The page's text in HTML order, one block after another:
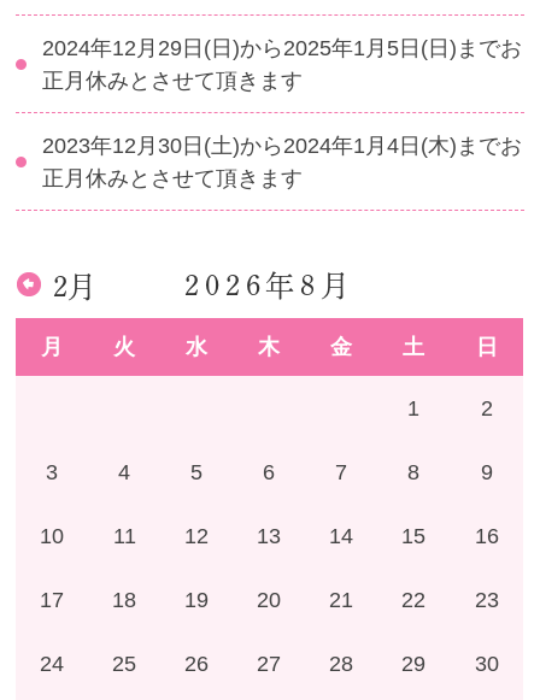
2024年12月29日(日)から2025年1月5日(日)までお
正月休みとさせて頂きます
2023年12月30日(土)から2024年1月4日(木)までお
正月休みとさせて頂きます
2026年8月
月 火 水 木 金 土 日
2月
1 2
3 4 5 6 7 8 9
10 11 12 13 14 15 16
17 18 19 20 21 22 23
24 25 26 27 28 29 30